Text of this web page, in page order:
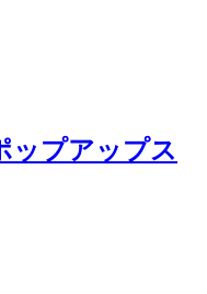
ップアップス